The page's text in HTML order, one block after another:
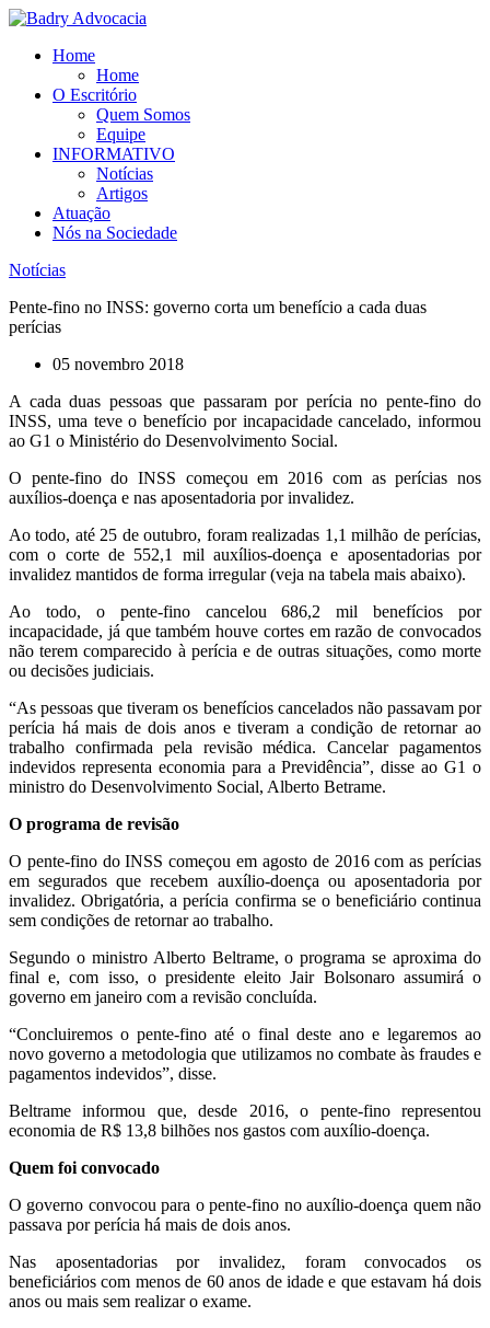
Ir
Home
Home
O Escritório
Quem Somos
Equipe
INFORMATIVO
Notícias
Artigos
Atuação
Nós na Sociedade
Notícias
Pente-fino no INSS: governo corta um benefício a cada duas
perícias
05 novembro 2018
A cada duas pessoas que passaram por perícia no pente-fino do
INSS, uma teve o benefício por incapacidade cancelado, informou
ao G1 o Ministério do Desenvolvimento Social.
O pente-fino do INSS começou em 2016 com as perícias nos
auxílios-doença e nas aposentadoria por invalidez.
Ao todo, até 25 de outubro, foram realizadas 1,1 milhão de perícias,
com o corte de 552,1 mil auxílios-doença e aposentadorias por
invalidez mantidos de forma irregular (veja na tabela mais abaixo).
Ao todo, o pente-fino cancelou 686,2 mil benefícios por
incapacidade, já que também houve cortes em razão de convocados
não terem comparecido à perícia e de outras situações, como morte
ou decisões judiciais.
“As pessoas que tiveram os benefícios cancelados não passavam por
perícia há mais de dois anos e tiveram a condição de retornar ao
trabalho confirmada pela revisão médica. Cancelar pagamentos
indevidos representa economia para a Previdência”, disse ao G1 o
ministro do Desenvolvimento Social, Alberto Betrame.
O programa de revisão
O pente-fino do INSS começou em agosto de 2016 com as perícias
em segurados que recebem auxílio-doença ou aposentadoria por
invalidez. Obrigatória, a perícia confirma se o beneficiário continua
sem condições de retornar ao trabalho.
Segundo o ministro Alberto Beltrame, o programa se aproxima do
final e, com isso, o presidente eleito Jair Bolsonaro assumirá o
governo em janeiro com a revisão concluída.
“Concluiremos o pente-fino até o final deste ano e legaremos ao
novo governo a metodologia que utilizamos no combate às fraudes e
pagamentos indevidos”, disse.
Beltrame informou que, desde 2016, o pente-fino representou
economia de R$ 13,8 bilhões nos gastos com auxílio-doença.
Quem foi convocado
O governo convocou para o pente-fino no auxílio-doença quem não
passava por perícia há mais de dois anos.
Nas aposentadorias por invalidez, foram convocados os
beneficiários com menos de 60 anos de idade e que estavam há dois
anos ou mais sem realizar o exame.